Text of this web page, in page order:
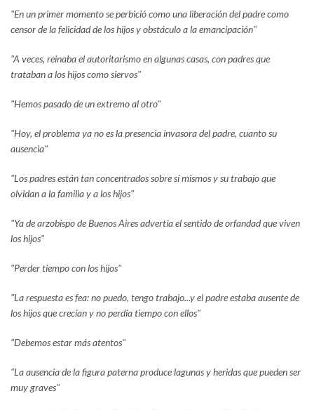
"En un primer momento se perbició como una liberación del padre como
censor de la felicidad de los hijos y obstáculo a la emancipación"
"A veces, reinaba el autoritarismo en algunas casas, con padres que
trataban a los hijos como siervos"
"Hemos pasado de un extremo al otro"
"Hoy, el problema ya no es la presencia invasora del padre, cuanto su
ausencia"
"Los padres están tan concentrados sobre sí mismos y su trabajo que
olvidan a la familia y a los hijos"
"Ya de arzobispo de Buenos Aires advertía el sentido de orfandad que viven
los hijos"
"Perder tiempo con los hijos"
"La respuesta es fea: no puedo, tengo trabajo...y el padre estaba ausente de
los hijos que crecían y no perdía tiempo con ellos"
"Debemos estar más atentos"
"La ausencia de la figura paterna produce lagunas y heridas que pueden ser
muy graves"